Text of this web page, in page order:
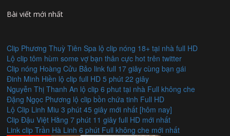
Bài viết mới nhất
Clip Phương Thuỳ Tiên Spa lộ clip nóng 18+ tại nhà full HD
Lộ clip tôm hùm some vợ bạn thân cực hot trên twitter
Clip nóng Hoàng Cửu Bảo link full 17 giây cùng bạn gái
Đinh Minh Hiền lộ clip full HD 5 phút 22 giây
Nguyễn Thị Thanh An lộ clip 6 phut tại nhà Full không che
Đặng Ngọc Phương lộ clip bồn chứa tinh Full HD
Lộ Clip Linh Miu 3 phút 45 giây mới nhất [hôm nay]
Clip Đậu Việt Hằng 7 phút 11 giây full HD mới nhất
Link clip Trần Hà Linh 6 phút Full không che mới nhất